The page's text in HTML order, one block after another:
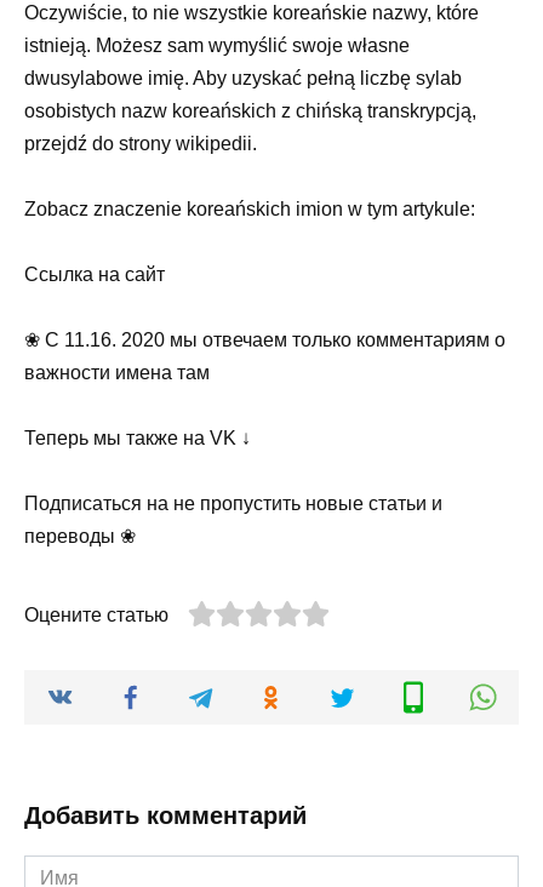
Oczywiście, to nie wszystkie koreańskie nazwy, które
istnieją. Możesz sam wymyślić swoje własne
dwusylabowe imię. Aby uzyskać pełną liczbę sylab
osobistych nazw koreańskich z chińską transkrypcją,
przejdź do strony wikipedii.
Zobacz znaczenie koreańskich imion w tym artykule:
Ссылка на сайт
❀ С 11.16. 2020 мы отвечаем только комментариям о
важности имена там
Теперь мы также на VK ↓
Подписаться на не пропустить новые статьи и
переводы ❀
Оцените статью
Добавить комментарий
Имя